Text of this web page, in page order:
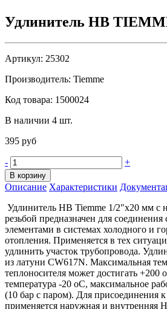
Удлинитель НВ
Артикул: 25302
Производитель: Tiemme
Код товара: 1500024
В наличии 4 шт.
395 руб
- +
В корзину
Описание Характеристики
Удлинитель HB Tiemme 1/2"х20 мм с
резьбой предназначен для соединения
элементами в системах холодного и
отопления. Применяется в тех
удлинить участок трубопровода.
из латуни CW617N. Максимальная
теплоносителя может достигать +200
температура -20 оС, максимальное
(10 бар с паром). Для присоединения
применяется наружная и внутренняя